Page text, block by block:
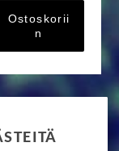
Ostoskorii
n